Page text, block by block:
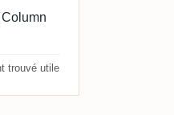
trouvé utile